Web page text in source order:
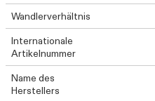
Wandlerverhältnis
Internationale
Artikelnummer
Name des
Herstellers